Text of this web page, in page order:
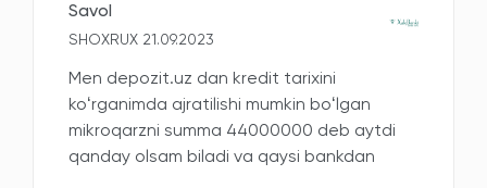
Savol
SHOXRUX 21.09.2023
Men depozit.uz dan kredit tarixini
koʻrganimda ajratilishi mumkin boʻlgan
mikroqarzni summa 44000000 deb aytdi
qanday olsam biladi va qaysi bankdan